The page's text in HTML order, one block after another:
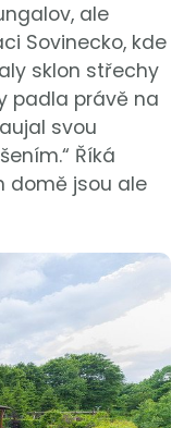
ale
Sovinecko, kde
sklon střechy
padla právě na
svou
Říká
domě jsou ale